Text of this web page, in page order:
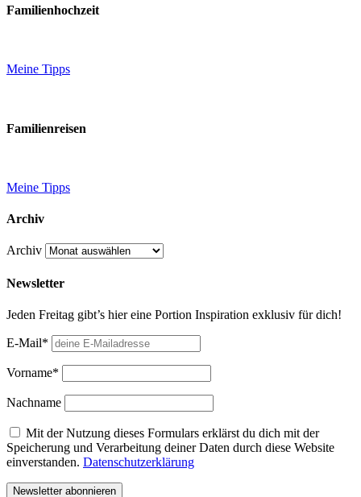
Familienhochzeit
Meine Tipps
Familienreisen
Meine Tipps
Archiv
Archiv
Newsletter
Jeden Freitag gibt’s hier eine Portion Inspiration exklusiv für dich!
E-Mail*
Vorname*
Nachname
Mit der Nutzung dieses Formulars erklärst du dich mit der
Speicherung und Verarbeitung deiner Daten durch diese Website
einverstanden. Datenschutzerklärung